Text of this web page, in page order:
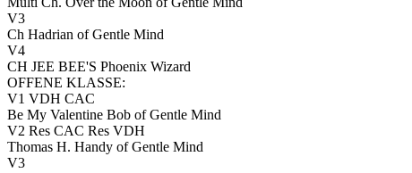
V3
Ch Hadrian of Gentle Mind
V4
CH JEE BEE'S Phoenix Wizard
OFFENE KLASSE:
V1 VDH CAC
Be My Valentine Bob of Gentle Mind
V2 Res CAC Res VDH
Thomas H. Handy of Gentle Mind
V3